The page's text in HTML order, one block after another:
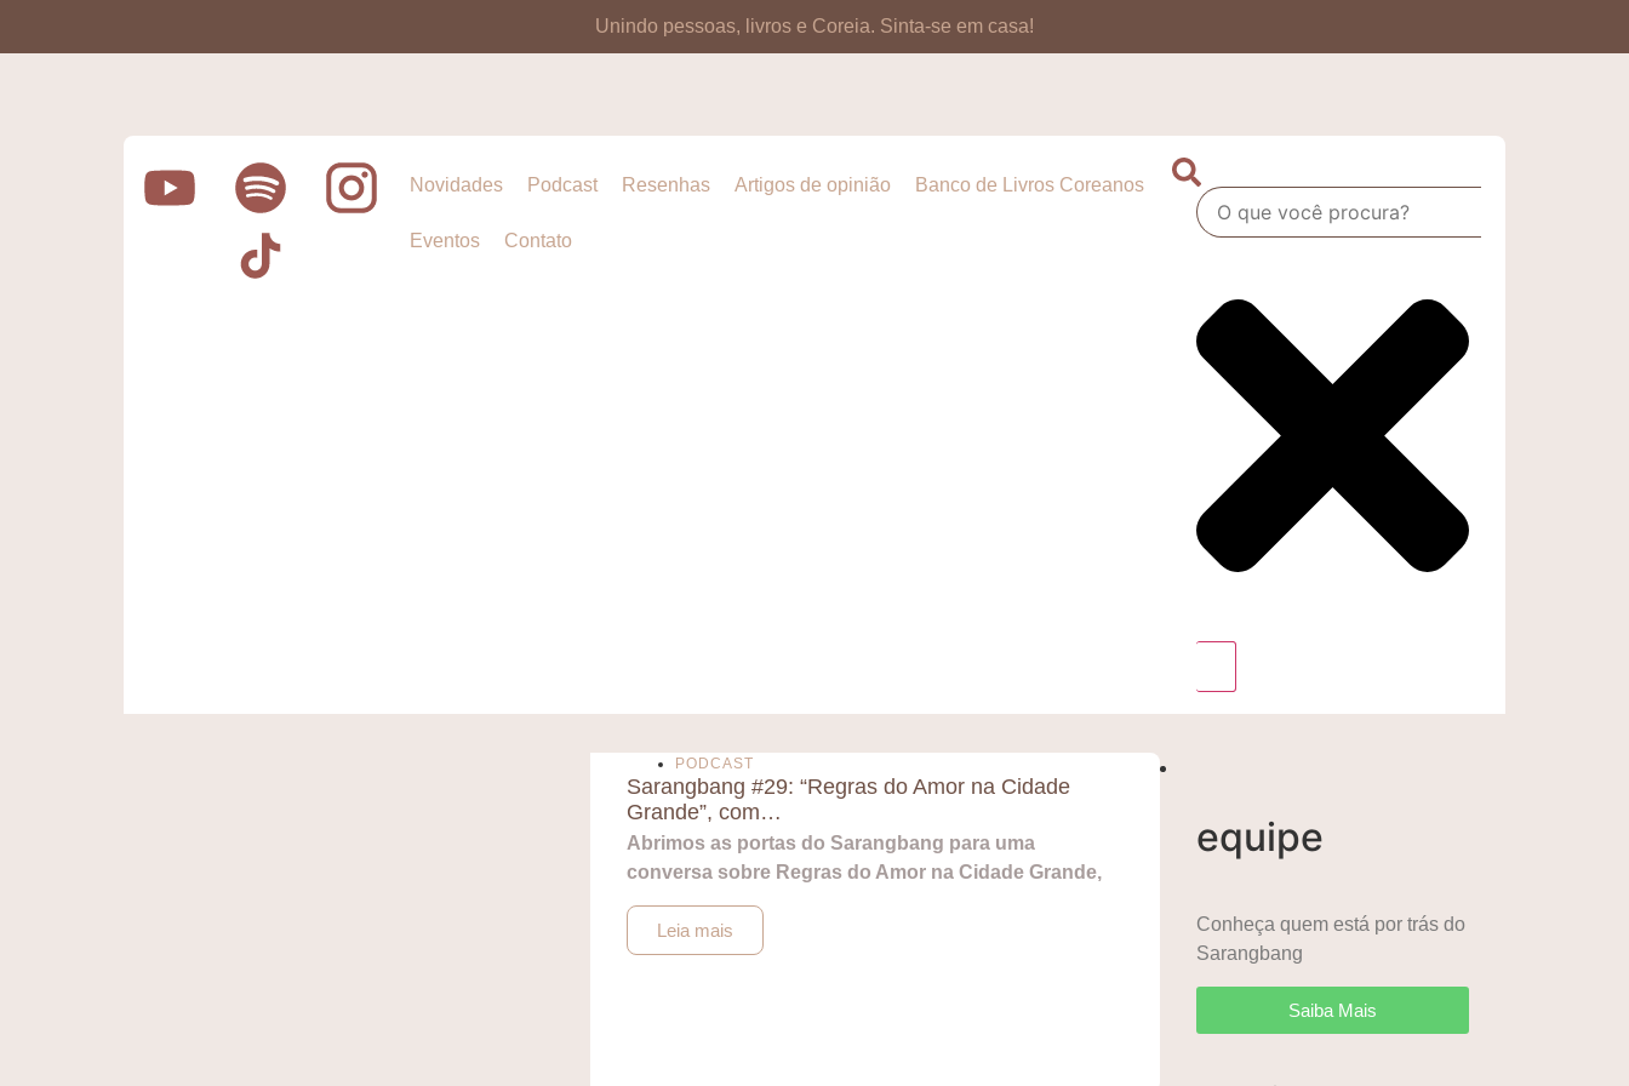
Unindo pessoas, livros e Coreia. Sinta-se em casa!
Novidades Podcast Resenhas Artigos de opinião Banco de Livros Coreanos
Eventos Contato
PODCAST
Sarangbang #29: “Regras do Amor na Cidade
Grande”, com…
Abrimos as portas do Sarangbang para uma
conversa sobre Regras do Amor na Cidade Grande,
Leia mais
equipe
Conheça quem está por trás do
Sarangbang
Saiba Mais